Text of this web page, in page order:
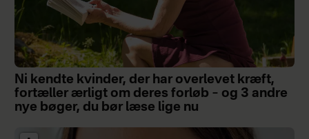
Ni kendte kvinder, der har overlevet kræft,
fortæller ærligt om deres forløb – og 3 andre
nye bøger, du bør læse lige nu